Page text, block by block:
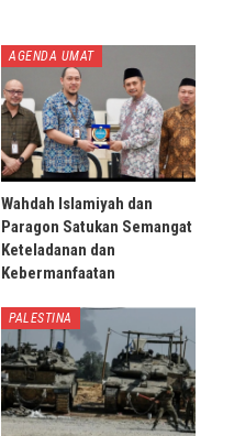
AGENDA UMAT
Wahdah Islamiyah dan
Paragon Satukan Semangat
Keteladanan dan
Kebermanfaatan
PALESTINA